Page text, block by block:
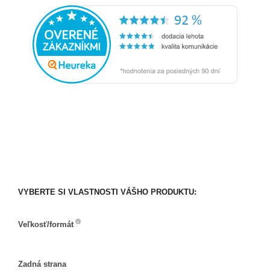
VYBERTE SI VLASTNOSTI VÁŠHO PRODUKTU:
Veľkosť/formát
Zadná strana